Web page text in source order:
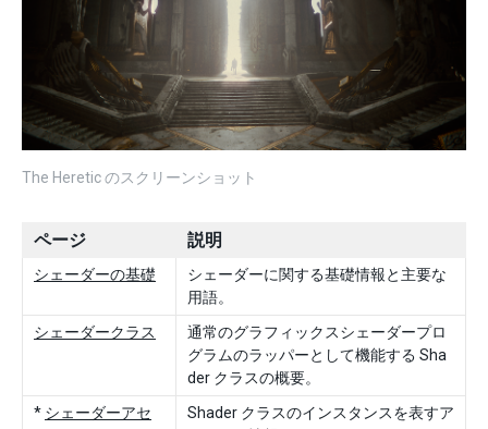
The Heretic のスクリーンショット
ページ 説明
シェーダーの基礎
シェーダーに関する基礎情報と主要な
用語。
シェーダークラス
通常のグラフィックスシェーダープロ
グラムのラッパーとして機能する Sha
der クラスの概要。
* シェーダーアセ
Shader クラスのインスタンスを表すア